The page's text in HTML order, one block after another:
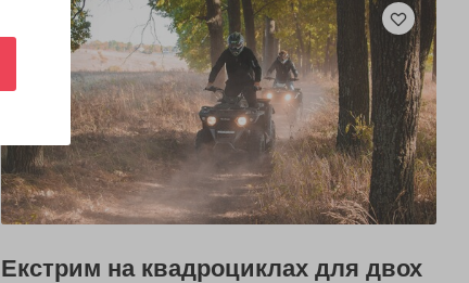
Екстрим на квадроциклах для двох